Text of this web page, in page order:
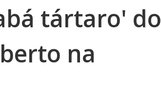
tártaro' do
na